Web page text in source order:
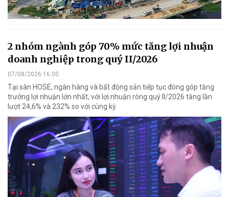
2 nhóm ngành góp 70% mức tăng lợi nhuận
doanh nghiệp trong quý II/2026
07/08/2026 16:00
Tại sàn HOSE, ngân hàng và bất động sản tiếp tục đóng góp tăng
trưởng lợi nhuận lớn nhất, với lợi nhuận ròng quý II/2026 tăng lần
lượt 24,6% và 232% so với cùng kỳ.